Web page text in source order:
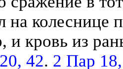
на колеснице
и кровь из
42. 2 Пар